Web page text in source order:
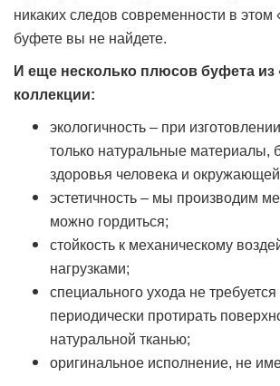
никаких следов современности в этом
буфете вы не найдете.
И еще несколько плюсов буфета из
коллекции:
экологичность – при
только натуральные материалы,
здоровья человека и
эстетичность – мы производим
можно гордиться;
стойкость к механическому
нагрузками;
специального ухода не
периодически протирать
натуральной тканью;
оригинальное исполнение, не